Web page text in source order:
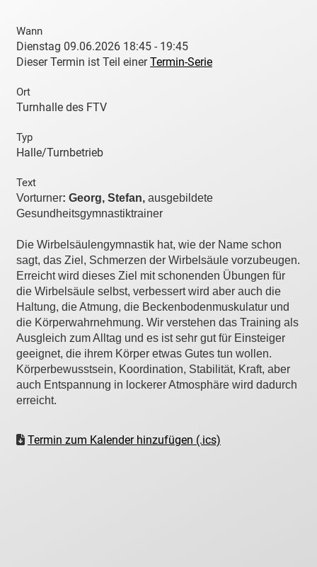
Wann
Dienstag 09.06.2026 18:45 - 19:45
Dieser Termin ist Teil einerTermin-Serie
Ort
Turnhalle des FTV
Typ
Halle/Turnbetrieb
Text
Vorturner: Georg, Stefan, ausgebildete
Gesundheitsgymnastiktrainer
Die Wirbelsäulengymnastik hat, wie der Name schon
sagt, das Ziel, Schmerzen der Wirbelsäule vorzubeugen.
Erreicht wird dieses Ziel mit schonenden Übungen für
die Wirbelsäule selbst, verbessert wird aber auch die
Haltung, die Atmung, die Beckenbodenmuskulatur und
die Körperwahrnehmung. Wir verstehen das Training als
Ausgleich zum Alltag und es ist sehr gut für Einsteiger
geeignet, die ihrem Körper etwas Gutes tun wollen.
Körperbewusstsein, Koordination, Stabilität, Kraft, aber
auch Entspannung in lockerer Atmosphäre wird dadurch
erreicht.
Termin zum Kalender hinzufügen (.ics)